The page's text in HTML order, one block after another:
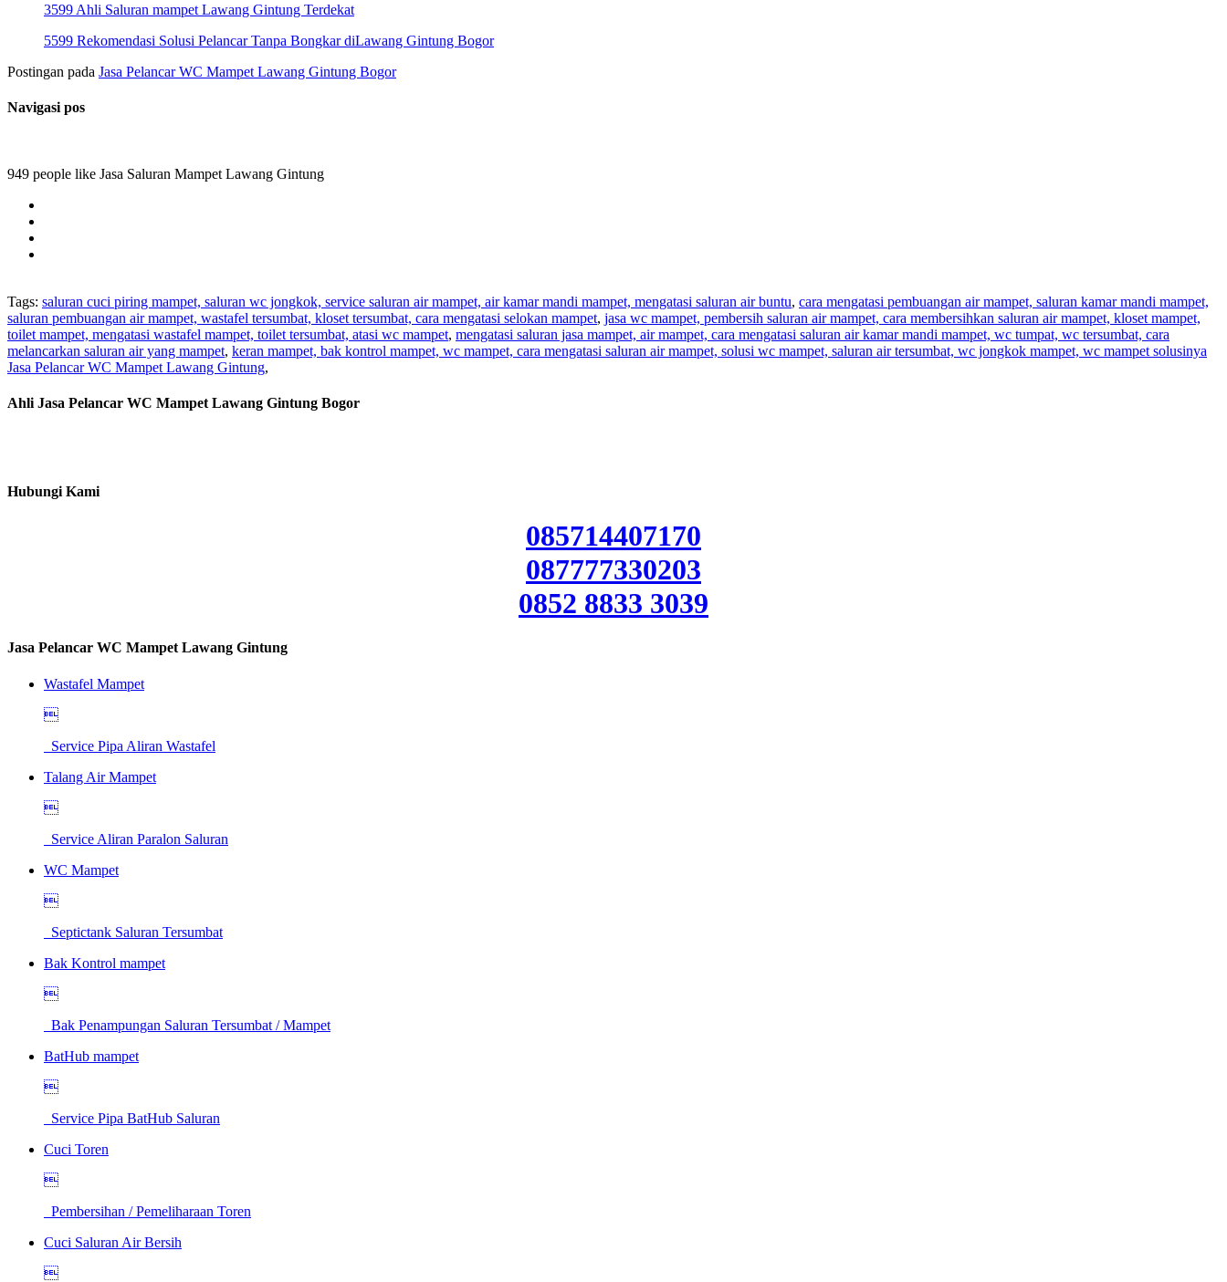
3599 Ahli Saluran mampet Lawang Gintung Terdekat
5599 Rekomendasi Solusi Pelancar Tanpa Bongkar diLawang Gintung Bogor
Postingan pada Jasa Pelancar WC Mampet Lawang Gintung Bogor
Navigasi pos
949 people like Jasa Saluran Mampet Lawang Gintung
Tags: saluran cuci piring mampet, saluran wc jongkok, service saluran air mampet, air kamar mandi mampet, mengatasi saluran air buntu, cara mengatasi pembuangan air mampet, saluran kamar mandi mampet,
saluran pembuangan air mampet, wastafel tersumbat, kloset tersumbat, cara mengatasi selokan mampet, jasa wc mampet, pembersih saluran air mampet, cara membersihkan saluran air mampet, kloset mampet,
toilet mampet, mengatasi wastafel mampet, toilet tersumbat, atasi wc mampet, mengatasi saluran jasa mampet, air mampet, cara mengatasi saluran air kamar mandi mampet, wc tumpat, wc tersumbat, cara
melancarkan saluran air yang mampet, keran mampet, bak kontrol mampet, wc mampet, cara mengatasi saluran air mampet, solusi wc mampet, saluran air tersumbat, wc jongkok mampet, wc mampet solusinya
Jasa Pelancar WC Mampet Lawang Gintung,
Ahli Jasa Pelancar WC Mampet Lawang Gintung Bogor
Hubungi Kami
085714407170
087777330203
0852 8833 3039
Jasa Pelancar WC Mampet Lawang Gintung
Wastafel Mampet

Service Pipa Aliran Wastafel
Talang Air Mampet

Service Aliran Paralon Saluran
WC Mampet

Septictank Saluran Tersumbat
Bak Kontrol mampet

Bak Penampungan Saluran Tersumbat / Mampet
BatHub mampet

Service Pipa BatHub Saluran
Cuci Toren

Pembersihan / Pemeliharaan Toren
Cuci Saluran Air Bersih
